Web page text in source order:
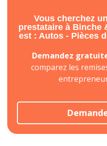
Vous cherchez
prestataire à Binche
est : Autos - Pièces
Demandez
comparez les